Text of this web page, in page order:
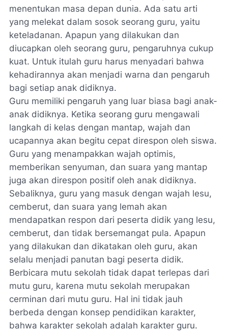
menentukan masa depan dunia. Ada satu arti
yang melekat dalam sosok seorang guru, yaitu
keteladanan. Apapun yang dilakukan dan
diucapkan oleh seorang guru, pengaruhnya cukup
kuat. Untuk itulah guru harus menyadari bahwa
kehadirannya akan menjadi warna dan pengaruh
bagi setiap anak didiknya.
Guru memiliki pengaruh yang luar biasa bagi anak-
anak didiknya. Ketika seorang guru mengawali
langkah di kelas dengan mantap, wajah dan
ucapannya akan begitu cepat direspon oleh siswa.
Guru yang menampakkan wajah optimis,
memberikan senyuman, dan suara yang mantap
juga akan direspon positif oleh anak didiknya.
Sebaliknya, guru yang masuk dengan wajah lesu,
cemberut, dan suara yang lemah akan
mendapatkan respon dari peserta didik yang lesu,
cemberut, dan tidak bersemangat pula. Apapun
yang dilakukan dan dikatakan oleh guru, akan
selalu menjadi panutan bagi peserta didik.
Berbicara mutu sekolah tidak dapat terlepas dari
mutu guru, karena mutu sekolah merupakan
cerminan dari mutu guru. Hal ini tidak jauh
berbeda dengan konsep pendidikan karakter,
bahwa karakter sekolah adalah karakter guru.